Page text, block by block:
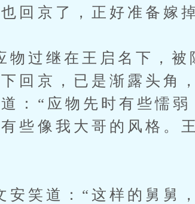
回京了，正好准备嫁
过继在王启名下，被
回京，已是渐露头角
：“应物先时有些懦
些像我大哥的风格。
笑道：“这样的舅舅